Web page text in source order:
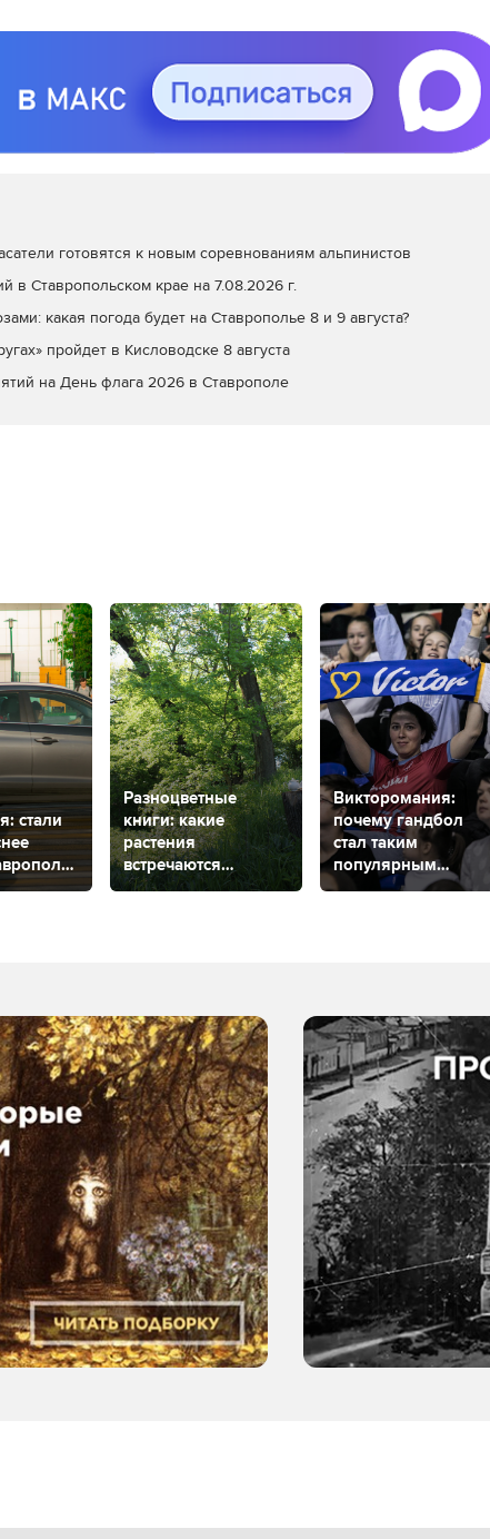
готовятся к новым соревнованиям альпинистов
в Ставропольском крае на 7.08.2026 г.
какая погода будет на Ставрополье 8 и 9 августа?
пройдет в Кисловодске 8 августа
на День флага 2026 в Ставрополе
стали
Разноцветные
книги: какие
растения
встречаются
в Ставропольском
Викторомания:
почему гандбол
стал таким
популярным
в Ставрополе?